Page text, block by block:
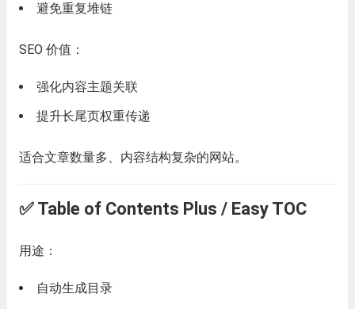
避免重复堆链
SEO 价值：
强化内容主题关联
提升长尾页权重传递
适合文章数量多、内容结构复杂的网站。
✅ Table of Contents Plus / Easy TOC
用途：
自动生成目录